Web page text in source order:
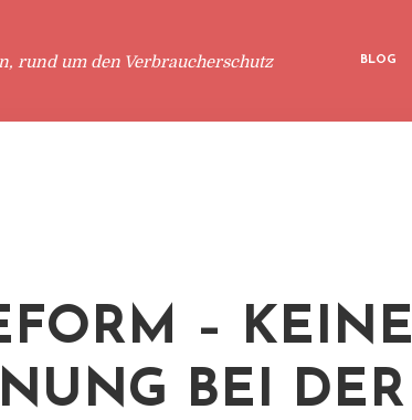
rund um den Verbraucherschutz BLOG
– KEINE
BEI DER